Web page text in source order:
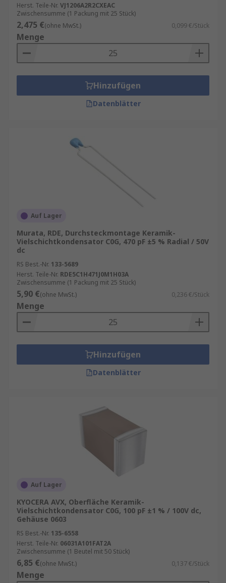
Herst. Teile-Nr. VJ1206A2R2CXEAC
Zwischensumme (1 Packung mit 25 Stück)
2,475 €(ohne MwSt.) 0,099 €/Stück
Menge
Hinzufügen
Datenblätter
Auf Lager
Murata, RDE, Durchsteckmontage Keramik-
Vielschichtkondensator C0G, 470 pF ±5 % Radial / 50V
dc
RS Best.-Nr. 133-5689
Herst. Teile-Nr. RDE5C1H471J0M1H03A
Zwischensumme (1 Packung mit 25 Stück)
5,90 €(ohne MwSt.) 0,236 €/Stück
Menge
Hinzufügen
Datenblätter
Auf Lager
KYOCERA AVX, Oberfläche Keramik-
Vielschichtkondensator C0G, 100 pF ±1 % / 100V dc,
Gehäuse 0603
RS Best.-Nr. 135-6558
Herst. Teile-Nr. 06031A101FAT2A
Zwischensumme (1 Beutel mit 50 Stück)
6,85 €(ohne MwSt.) 0,137 €/Stück
Menge